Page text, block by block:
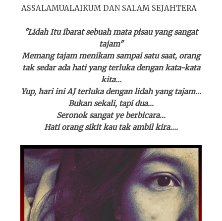
ASSALAMUALAIKUM DAN SALAM SEJAHTERA
"Lidah Itu ibarat sebuah mata pisau yang sangat
tajam"
Memang tajam menikam sampai satu saat, orang
tak sedar ada hati yang terluka dengan kata-kata
kita...
Yup, hari ini AJ terluka dengan lidah yang tajam...
Bukan sekali, tapi dua...
Seronok sangat ye berbicara...
Hati orang sikit kau tak ambil kira....